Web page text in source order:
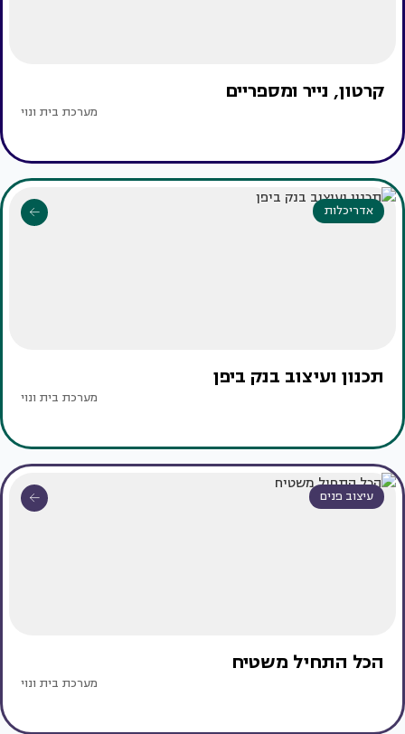
קרטון, נייר ומספריים
מערכת בית ונוי
אדריכלות
תכנון ועיצוב בנק ביפן
מערכת בית ונוי
עיצוב פנים
הכל התחיל משטיח
מערכת בית ונוי